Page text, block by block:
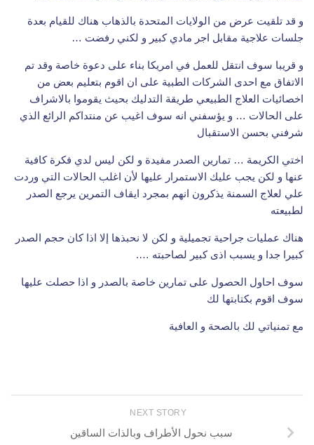
و قد تلقيت عرض من الولايات المتحدة بالذهاب هناك للقيام بعدة
جلسات علاجية مقابل اجر مادي كبير و لكني رفضت …
و قريبا سوف انتقل للعمل في امريكا بناء على دعوة خاصة وقد تم
الاتفاق مع احدى الشركات الطبية على ان اقوم بتعليم بعض من
اخصائيات العلاج الطبيعي طريقة التدليك بحيث يقوموا بالاشراف
على الحالات … و يؤسفني انه سوف اغيب عن منتداكم الرائع الذي
شرفني بحسن الاستقبال
اختي الكريمة … تمارين الصدر مفيدة و لكن ليس لدي فكرة كافية
عنها و لكن يجب عليك الاستمرار عليها لأن اغلب الحالات التي وردت
علي لعلاج السمنة يذكرون انهم بمجرد ايقاف التمرين يرجع الصدر
لطبيعته
هناك عمليات جراحية تجميلية و لكن لا نحبذها إلا اذا كان حجم الصدر
كبيرا جدا و يسبب اذى كبير لصاحبته ….
سوف احاول الحصول على تمارين خاصة بالصدر و اذا حصلت عليها
سوف اقوم بكتابتها لك
مع تمنياتي لك بالصحة و العافية
NEXT STORY
سبب نحول الأطراف وبالذات الساقين